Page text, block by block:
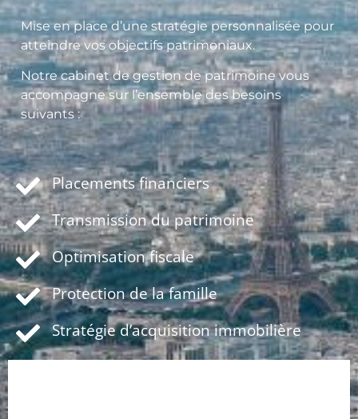
Mise en place d’une stratégie personnalisée pour
atteindre vos objectifs patrimoniaux.
Notre cabinet de gestion de patrimoine vous
accompagne sur l’ensemble des besoins
suivants :
Placements financiers
Transmission du patrimoine
Optimisation fiscale
Protection de la famille
Stratégie d’acquisition immobilière